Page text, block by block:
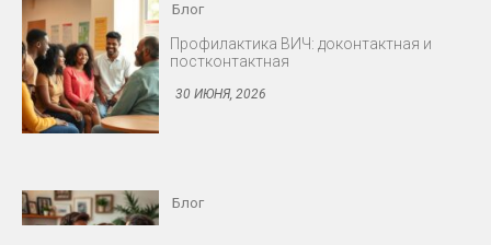
Блог
Снижение либидо у мужчин и женщин
Блог